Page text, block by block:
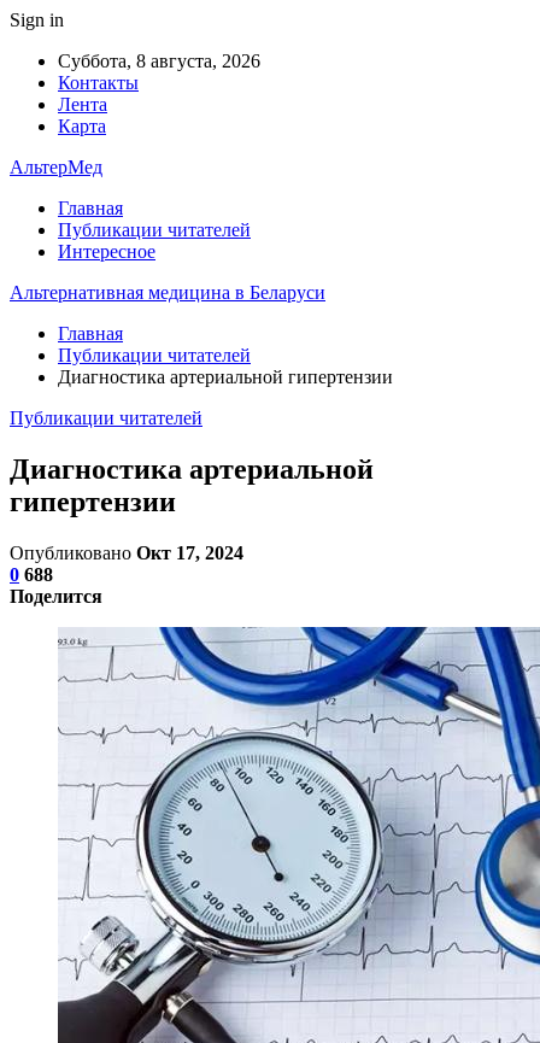
Sign in
Суббота, 8 августа, 2026
Контакты
Лента
Карта
АльтерМед
Главная
Публикации читателей
Интересное
Альтернативная медицина в Беларуси
Главная
Публикации читателей
Диагностика артериальной гипертензии
Публикации читателей
Диагностика артериальной
гипертензии
Опубликовано Окт 17, 2024
0 688
Поделится